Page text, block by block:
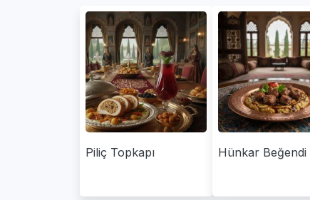
Piliç Topkapı Hünkar Beğendi